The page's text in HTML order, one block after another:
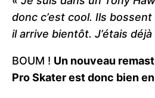
donc c’est cool. Ils
il arrive bientôt. J’étais
BOUM ! Un nouveau
Pro Skater est donc bien